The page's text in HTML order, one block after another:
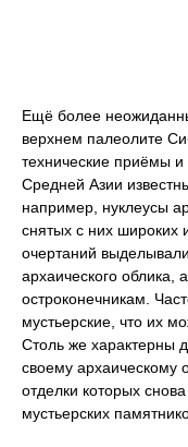
Ещё более
верхнем палеолите
технические приёмы
Средней Азии
например, нуклеусы
снятых с них широких
очертаний
архаического облика,
остроконечникам.
мустьерские, что их
Столь же характерны
своему архаическому
отделки которых
мустьерских